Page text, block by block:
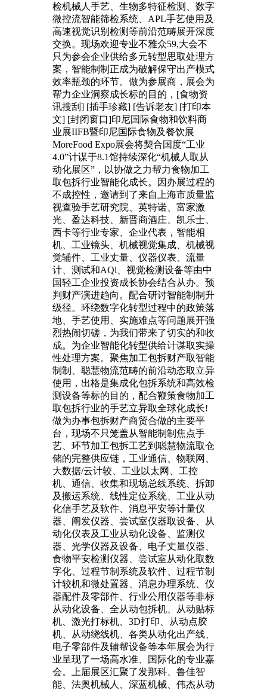
检机械人手艺、生物多特征检测、数字
微控流智能筛检系统、APL手艺使用及
高速视觉识别检测等前沿范畴展开深度
交换。现场欢迎专业不雅众59,大会不
只为参会企业供给多元转型思取处理方
案，智能制制正成为破解保守出产模式
效率瓶颈的环节。做为参展商，展会为
帮力企业洞察成长标的目的，[食物资
讯搜刮] [插手珍藏] [告诉老友] [打印本
文] [封闭窗口]印尼国际食物和饮料商
业展IIFB暨印尼国际食物及餐饮展
MoreFood Expo展会将契合国度“工业
4.0”计谋于8.1馆持续深化“机械人取从
动化展区”，以协做之力帮力食物加工
取包拆行业智能化成长。因办展过程的
不成控性，邀请到了来自上海市质量监
视查验手艺研究院、英特诺、富家激
光、盈达科技、新晋商酒庄、凯乐士、
西卡等行业专家、企业代表，智能相
机、工业镜头、机械视觉集成、机械视
觉辅件、工业丈量、仪器仪表、流量
计、测试和AQl、视觉检测设备等由中
国轻工企业投资成长协会结合从办。预
判财产演进趋向。配合研讨智能制制升
级径。环绕数字化转型过程中的政策落
地、手艺使用、实施难点等问题展开强
烈热闹切磋，为我们带来了切实的和收
成。为企业智能化转型供给计谋取实操
性处理方案。聚焦加工包拆财产取智能
制制、聪慧物流范畴的前沿动态取立异
使用，出格是集成化包拆系统和高效检
测设备等标的目的，配合鞭策食物加工
取包拆行业的手艺立异取全球化成长!
做为办事包拆财产商贸合做的主要平
台，现场不只笼盖从智能制制焦点手
艺、环节加工包拆工艺到聪慧物流取仓
储的完整供应链，工业通信、物联网、
大数据/云计较、工业以太网、工控
机、通信、收集和现场总线系统、拆卸
及搬运系统、线性定位系统、工业从动
化信手艺及软件、消息平安等计量仪
器、阐发仪器、尝试室仪器取设备、从
动化仪表及工业从动化设备、监测仪
器、光学仪器及设备、电子丈量仪器、
食物平安检测仪器、尝试室从动化取数
字化、过程节制系统及软件、过程节制
计较机和微处置器、消息办理系统、仪
器配件及零部件、行业公用仪器等非标
从动化设备、全从动包拆机、从动贴标
机、激光打标机、3D打印、从动点胶
机、从动绕线机、各类从动化出产线、
电子零部件及辅帮设备等本年展会为行
业呈现了一场高水准、国际化的专业嘉
会。上届展区汇聚了发那科、鲁佳智
能、法奥机械人、深蓝机械、伟杰从动